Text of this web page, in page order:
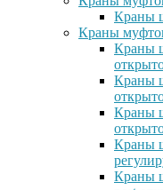
Краны
Краны
Краны
Краны
Краны
Краны
Краны